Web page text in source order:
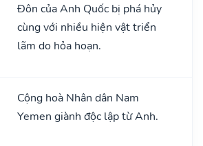
Đôn của Anh Quốc bị phá hủy
cùng với nhiều hiện vật triển
lãm do hỏa hoạn.
Cộng hoà Nhân dân Nam
Yemen giành độc lập từ Anh.